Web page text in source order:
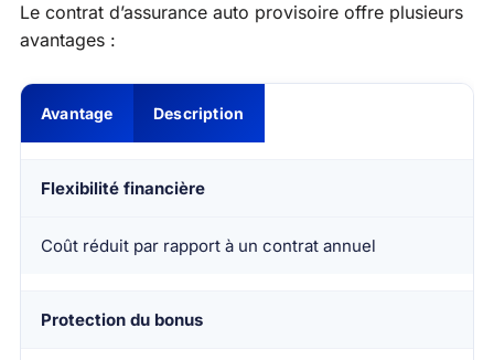
Le contrat d’assurance auto provisoire offre plusieurs
avantages :
Avantage Description
Flexibilité financière
Coût réduit par rapport à un contrat annuel
Protection du bonus